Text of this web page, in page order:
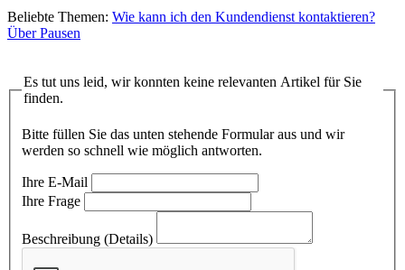
Beliebte Themen: Wie kann ich den Kundendienst kontaktieren?
Über Pausen
Es tut uns leid, wir konnten keine relevanten Artikel für Sie
finden.
Bitte füllen Sie das unten stehende Formular aus und wir
werden so schnell wie möglich antworten.
Ihre E-Mail
Ihre Frage
Beschreibung (Details)